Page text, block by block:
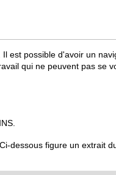
est possible d'avoir un
qui ne peuvent pas se
dessous figure un extrait